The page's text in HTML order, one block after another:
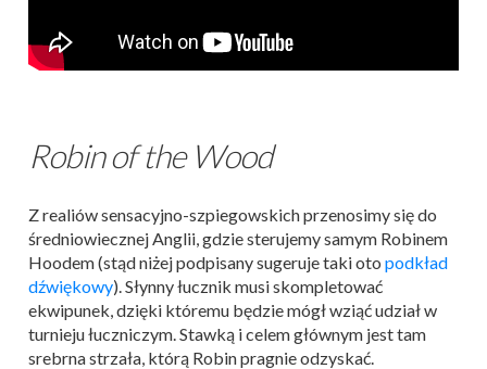
Robin of the Wood
Z realiów sensacyjno-szpiegowskich przenosimy się do
średniowiecznej Anglii, gdzie sterujemy samym Robinem
Hoodem (stąd niżej podpisany sugeruje taki oto podkład
dźwiękowy). Słynny łucznik musi skompletować
ekwipunek, dzięki któremu będzie mógł wziąć udział w
turnieju łuczniczym. Stawką i celem głównym jest tam
srebrna strzała, którą Robin pragnie odzyskać.